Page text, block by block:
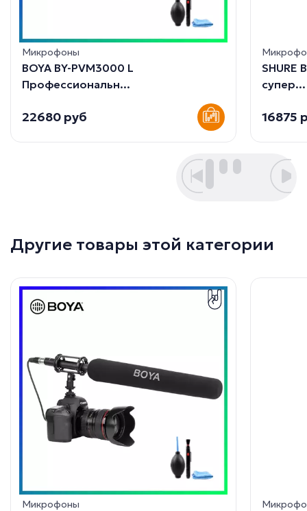
Микрофоны
BOYA BY-PVM3000 L
Профессиональн...
22680 руб
SHURE
супер...
16875
Другие товары этой категории
Микрофоны